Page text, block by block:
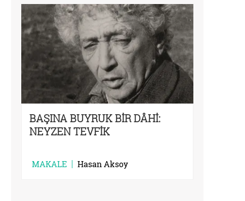
BAŞINA BUYRUK BİR DÂHİ:
NEYZEN TEVFİK
MAKALE Hasan Aksoy